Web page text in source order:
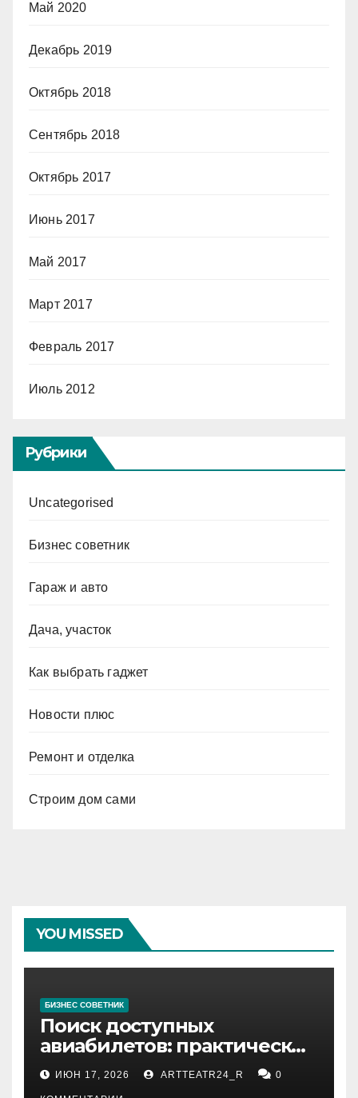
Май 2020
Декабрь 2019
Октябрь 2018
Сентябрь 2018
Октябрь 2017
Июнь 2017
Май 2017
Март 2017
Февраль 2017
Июль 2012
Рубрики
Uncategorised
Бизнес советник
Гараж и авто
Дача, участок
Как выбрать гаджет
Новости плюс
Ремонт и отделка
Строим дом сами
YOU MISSED
БИЗНЕС СОВЕТНИК
Поиск доступных
авиабилетов: практические
рекомендации
ИЮН 17, 2026 ARTTEATR24_R 0